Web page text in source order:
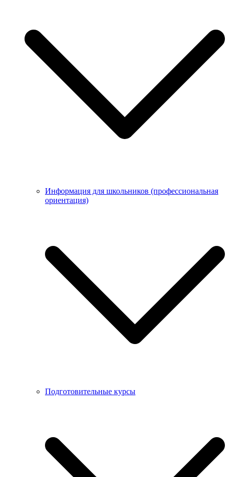
Информация для школьников (профессиональная
ориентация)
Подготовительные курсы